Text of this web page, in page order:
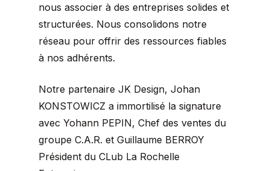
nous associer à des entreprises solides et
structurées. Nous consolidons notre
réseau pour offrir des ressources fiables
à nos adhérents.
Notre partenaire JK Design, Johan
KONSTOWICZ a immortilisé la signature
avec Yohann PEPIN, Chef des ventes du
groupe C.A.R. et Guillaume BERROY
Président du CLub La Rochelle